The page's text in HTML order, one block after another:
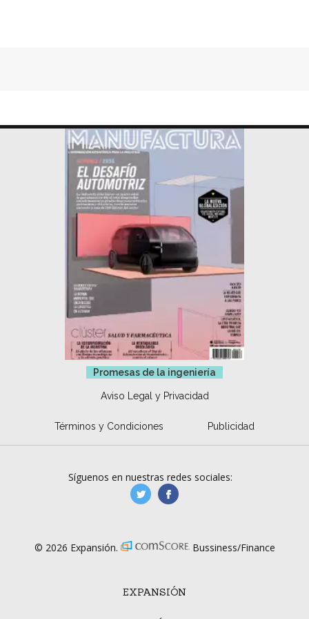
Promesas de la ingeniería
Aviso Legal y Privacidad
Términos y Condiciones Publicidad
EXPANSIÓN
Síguenos en nuestras redes sociales:
manufacturaGE
© 2026 Expansión. Bussiness/Finance